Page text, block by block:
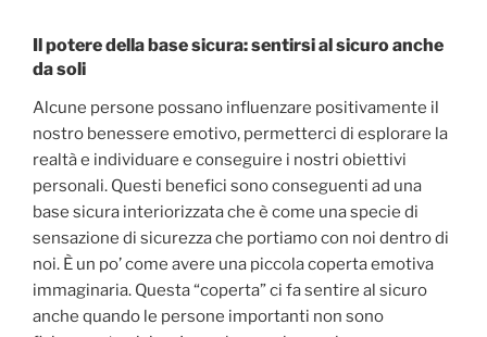
Il potere della base sicura: sentirsi al sicuro anche
da soli
Alcune persone possano influenzare positivamente il
nostro benessere emotivo, permetterci di esplorare la
realtà e individuare e conseguire i nostri obiettivi
personali. Questi benefici sono conseguenti ad una
base sicura interiorizzata che è come una specie di
sensazione di sicurezza che portiamo con noi dentro di
noi. È un po’ come avere una piccola coperta emotiva
immaginaria. Questa “coperta” ci fa sentire al sicuro
anche quando le persone importanti non sono